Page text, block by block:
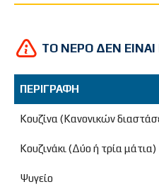
ΤΟ ΝΕΡΟ ΔΕΝ
ΠΕΡΙΓΡΑΦΗ
ΠΕΡΙΓΡΑΦΗ
Κουζίνα (Κανονικών
Κουζινάκι (Δύο ή τρία μάτια)
Ψυγείο